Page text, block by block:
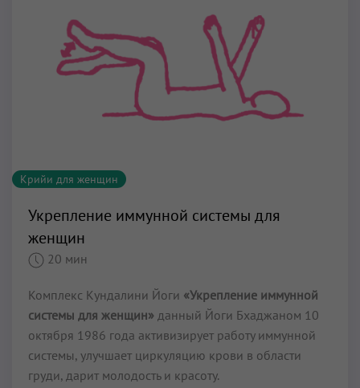
Крийи для женщин
Укрепление иммунной системы для
женщин
20 мин
Комплекс Кундалини Йоги «Укрепление иммунной
системы для женщин» данный Йоги Бхаджаном 10
октября 1986 года активизирует работу иммунной
системы, улучшает циркуляцию крови в области
груди, дарит молодость и красоту.